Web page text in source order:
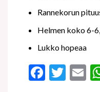
Rannekorun
Helmen koko 6-
Lukko hopeaa